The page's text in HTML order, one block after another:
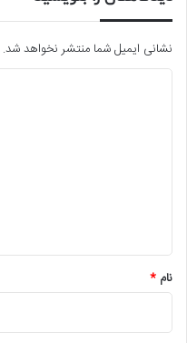
نشانی ایمیل شما منتشر نخواهد شد.
نام *